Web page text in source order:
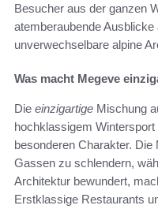
Besucher aus der ganzen
atemberaubende
unverwechselbare alpine
Was macht Megeve
Die einzigartige Mischung
hochklassigem
besonderen Charakter.
Gassen zu schlendern,
Architektur bewundert,
Erstklassige Restaurants